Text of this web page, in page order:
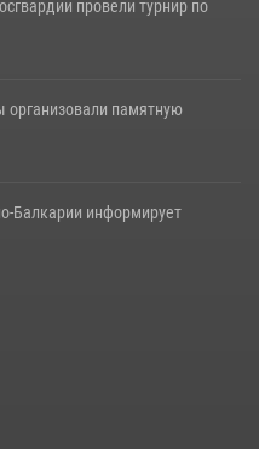
провели турнир по
организовали памятную
Балкарии информирует